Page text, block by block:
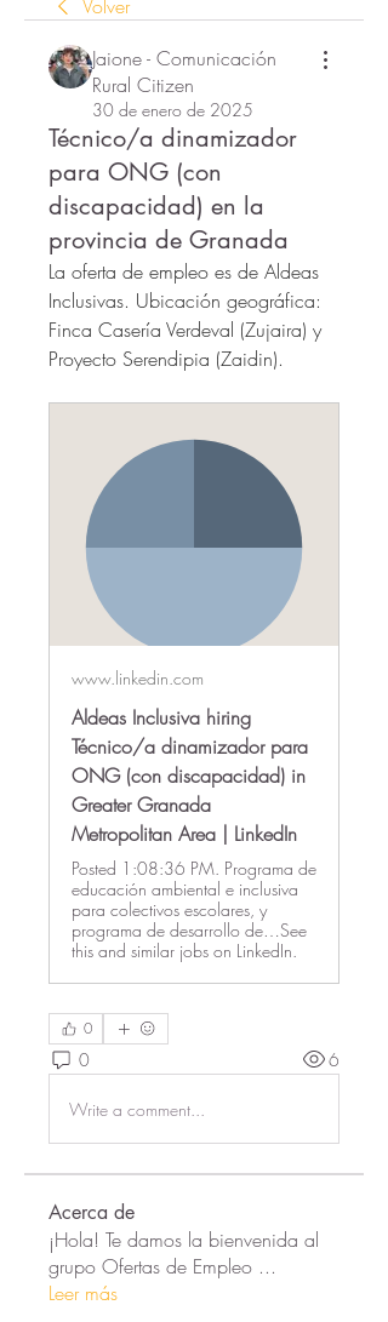
Volver
Jaione - Comunicación
Rural Citizen
30 de enero de 2025
Técnico/a dinamizador
para ONG (con
discapacidad) en la
provincia de Granada
La oferta de empleo es de Aldeas
Inclusivas. Ubicación geográfica:
Finca Casería Verdeval (Zujaira) y
Proyecto Serendipia (Zaidin).
www.linkedin.com
Aldeas Inclusiva hiring
Técnico/a dinamizador para
ONG (con discapacidad) in
Greater Granada
Metropolitan Area | LinkedIn
Posted 1:08:36 PM. Programa de
educación ambiental e inclusiva
para colectivos escolares, y
programa de desarrollo de…See
this and similar jobs on LinkedIn.
0
0 6
Write a comment...
Acerca de
¡Hola! Te damos la bienvenida al
grupo Ofertas de Empleo ...
Leer más